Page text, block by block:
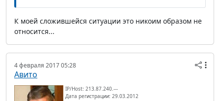
К моей сложившейся ситуации это никоим образом не
относится...
4 февраля 2017 05:28
Авито
IP/Host: 213.87.240.---
Дата регистрации: 29.03.2012